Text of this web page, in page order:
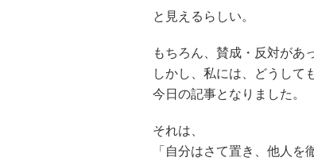
と見えるらしい。
もちろん、賛成・反対があ
しかし、私には、どうして
今日の記事となりました。
それは、
「自分はさて置き、他人を